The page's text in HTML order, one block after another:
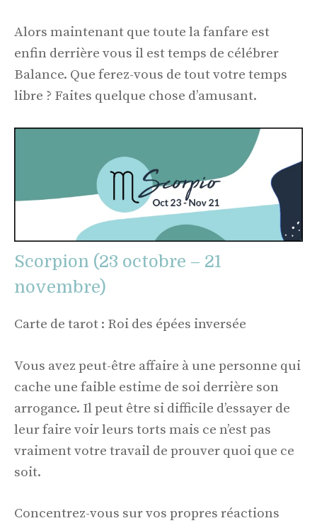
Alors maintenant que toute la fanfare est
enfin derrière vous il est temps de célébrer
Balance. Que ferez-vous de tout votre temps
libre ? Faites quelque chose d’amusant.
Scorpion (23 octobre – 21
novembre)
Carte de tarot : Roi des épées inversée
Vous avez peut-être affaire à une personne qui
cache une faible estime de soi derrière son
arrogance. Il peut être si difficile d’essayer de
leur faire voir leurs torts mais ce n’est pas
vraiment votre travail de prouver quoi que ce
soit.
Concentrez-vous sur vos propres réactions